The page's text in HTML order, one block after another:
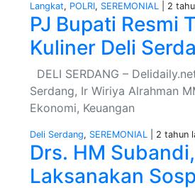
Langkat, POLRI, SEREMONIAL | 2
PJ Bupati Resmi
Kuliner Deli
DELI SERDANG –
Serdang, Ir Wiriya Alrahman
Ekonomi, Keuangan
Deli Serdang, SEREMONIAL | 2 tahun
Drs. HM
Laksanakan